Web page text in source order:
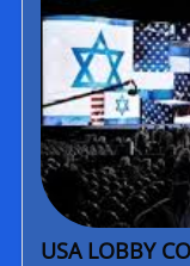
USA LOBBY